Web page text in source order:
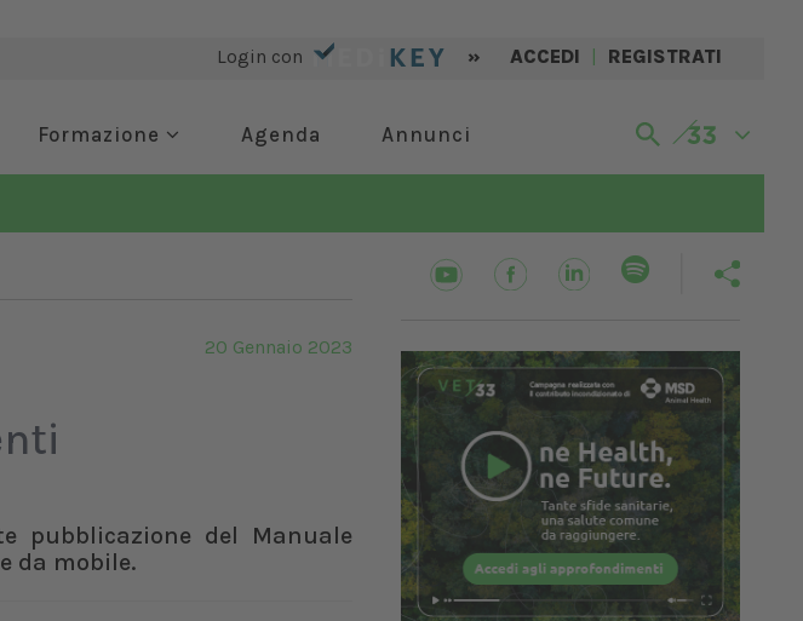
Login con » ACCEDI | REGISTRATI
Formazione Agenda Annunci
20 Gennaio 2023
pubblicazione del Manuale
da mobile.